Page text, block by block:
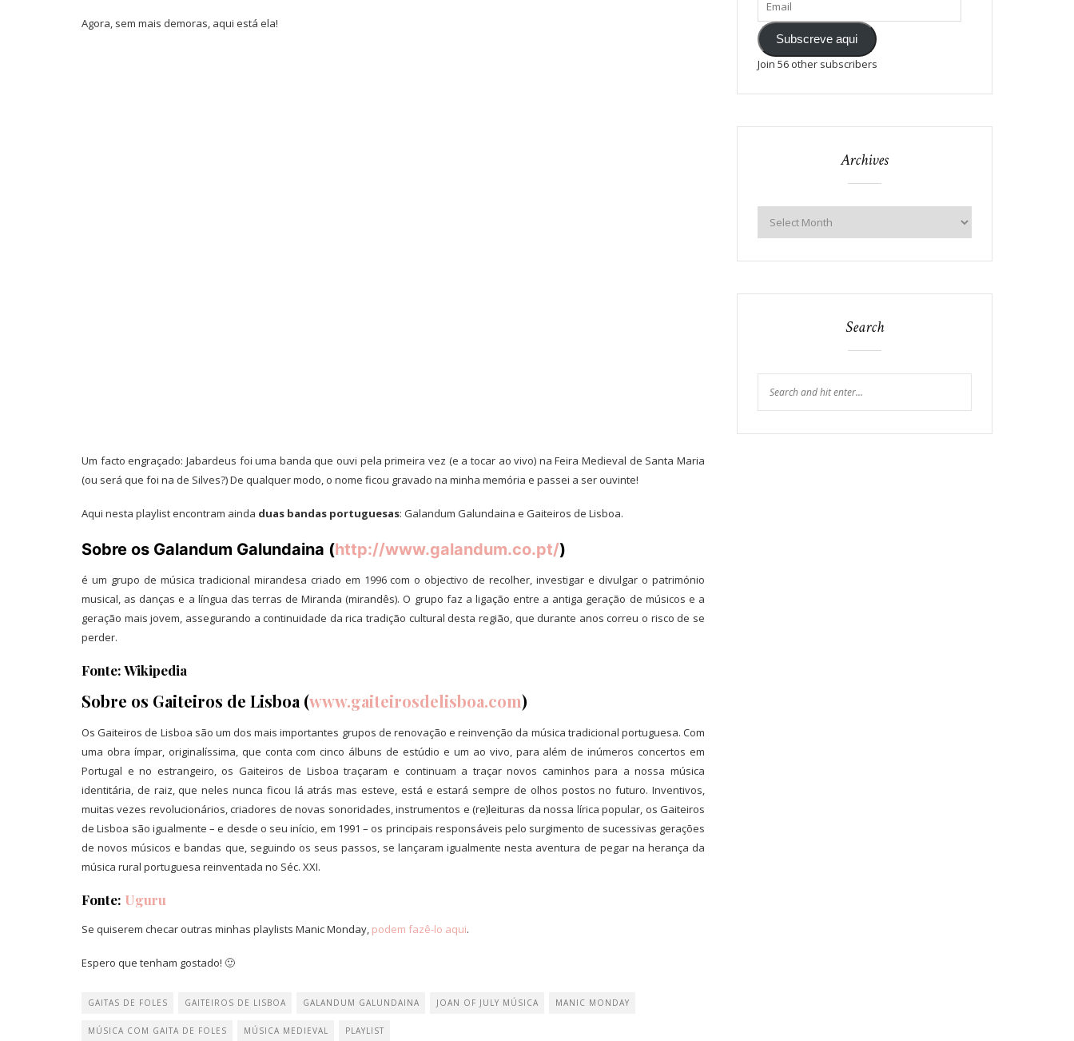
Agora, sem mais demoras, aqui está ela!
Um facto engraçado: Jabardeus foi uma banda que ouvi pela primeira vez (e a tocar ao vivo) na Feira Medieval de Santa Maria
(ou será que foi na de Silves?) De qualquer modo, o nome ficou gravado na minha memória e passei a ser ouvinte!
Aqui nesta playlist encontram ainda duas bandas portuguesas: Galandum Galundaina e Gaiteiros de Lisboa.
Sobre os Galandum Galundaina (http://www.galandum.co.pt/)
é um grupo de música tradicional mirandesa criado em 1996 com o objectivo de recolher, investigar e divulgar o património
musical, as danças e a língua das terras de Miranda (mirandês). O grupo faz a ligação entre a antiga geração de músicos e a
geração mais jovem, assegurando a continuidade da rica tradição cultural desta região, que durante anos correu o risco de se
perder.
Fonte: Wikipedia
Sobre os Gaiteiros de Lisboa (www.gaiteirosdelisboa.com)
Os Gaiteiros de Lisboa são um dos mais importantes grupos de renovação e reinvenção da música tradicional portuguesa. Com
uma obra ímpar, originalíssima, que conta com cinco álbuns de estúdio e um ao vivo, para além de inúmeros concertos em
Portugal e no estrangeiro, os Gaiteiros de Lisboa traçaram e continuam a traçar novos caminhos para a nossa música
identitária, de raiz, que neles nunca ficou lá atrás mas esteve, está e estará sempre de olhos postos no futuro. Inventivos,
muitas vezes revolucionários, criadores de novas sonoridades, instrumentos e (re)leituras da nossa lírica popular, os Gaiteiros
de Lisboa são igualmente – e desde o seu início, em 1991 – os principais responsáveis pelo surgimento de sucessivas gerações
de novos músicos e bandas que, seguindo os seus passos, se lançaram igualmente nesta aventura de pegar na herança da
música rural portuguesa reinventada no Séc. XXI.
Fonte: Uguru
Se quiserem checar outras minhas playlists Manic Monday, podem fazê-lo aqui.
Espero que tenham gostado! 🙂
GAITAS DE FOLES GAITEIROS DE LISBOA GALANDUM GALUNDAINA JOAN OF JULY MÚSICA MANIC MONDAY
MÚSICA COM GAITA DE FOLES MÚSICA MEDIEVAL PLAYLIST
Subscreve aqui
Join 56 other subscribers
Archives
Search